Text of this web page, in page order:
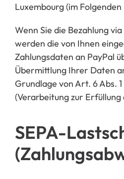
Luxembourg (im Folgenden
Wenn Sie die Bezahlung
werden die von Ihnen
Zahlungsdaten an PayPal
Übermittlung Ihrer Daten
Grundlage von Art. 6 Abs.
(Verarbeitung zur Erfüllung
SEPA-